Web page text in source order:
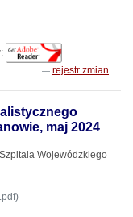
rejestr zmian
maj 2024
Wojewódzkiego